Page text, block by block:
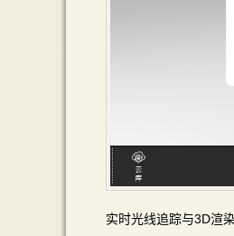
实时光线追踪与3D渲